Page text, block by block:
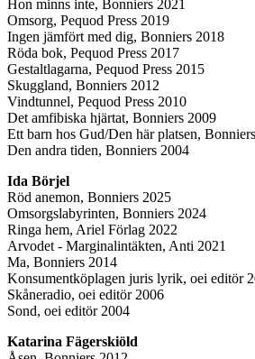
Hon minns inte, Bonniers 2021
Omsorg, Pequod Press 2019
Ingen jämfört med dig, Bonniers 2018
Röda bok, Pequod Press 2017
Gestaltlagarna, Pequod Press 2015
Skuggland, Bonniers 2012
Vindtunnel, Pequod Press 2010
Det amfibiska hjärtat, Bonniers 2009
Ett barn hos Gud/Den här platsen,
Den andra tiden, Bonniers 2004
Ida Börjel
Röd anemon, Bonniers 2025
Omsorgslabyrinten, Bonniers 2024
Ringa hem, Ariel Förlag 2022
Arvodet - Marginalintäkten, Anti 2021
Ma, Bonniers 2014
Konsumentköplagen juris lyrik, oei editör
Skåneradio, oei editör 2006
Sond, oei editör 2004
Katarina Fägerskiöld